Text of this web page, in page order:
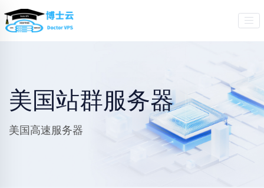
美国站群服务器
美国高速服务器